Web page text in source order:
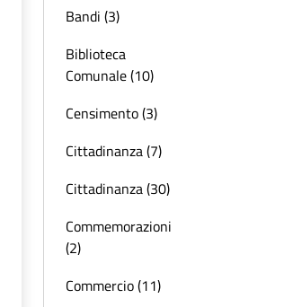
Bandi (3)
Biblioteca
Comunale (10)
Censimento (3)
Cittadinanza (7)
Cittadinanza (30)
Commemorazioni
(2)
Commercio (11)